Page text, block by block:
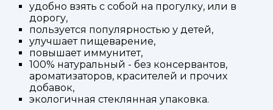
удобно взять с собой на прогулку, или в
дорогу,
пользуется популярностью у детей,
улучшает пищеварение,
повышает иммунитет,
100% натуральный - без консервантов,
ароматизаторов, красителей и прочих
добавок,
экологичная стеклянная упаковка.